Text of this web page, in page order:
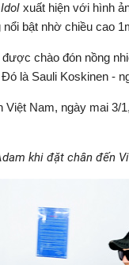
xuất hiện với hình
nổi bật nhờ chiều cao
chào đón nồng
là Sauli Koskinen -
Nam, ngày mai 3/
khi đặt chân đến